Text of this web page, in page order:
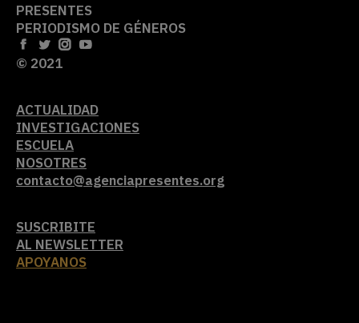
PRESENTES
PERIODISMO DE GÉNEROS
© 2021
ACTUALIDAD
INVESTIGACIONES
ESCUELA
NOSOTRES
contacto@agenciapresentes.org
SUSCRIBITE
AL NEWSLETTER
APOYANOS